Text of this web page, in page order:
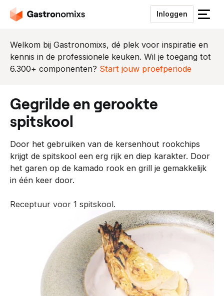
Inloggen
S
u
i
u
Welkom bij Gastronomixs, dé plek voor inspiratie en
kennis in de professionele keuken. Wil je toegang tot
6.300+ componenten? Start jouw proefperiode
gegrilde en gerookte
spitskool
Door het gebruiken van de kersenhout rookchips
krijgt de spitskool een erg rijk en diep karakter. Door
het garen op de kamado rook en grill je gemakkelijk
in één keer door.
Receptuur voor 1 spitskool.